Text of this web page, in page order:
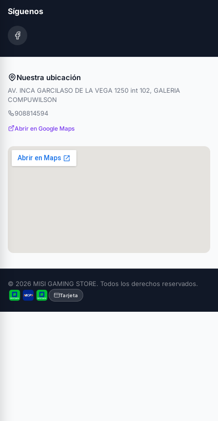
Síguenos
Nuestra ubicación
AV. INCA GARCILASO DE LA VEGA 1250 int 102, GALERIA
COMPUWILSON
908814594
Abrir en Google Maps
© 2026 MISI GAMING STORE. Todos los derechos reservados.
Tarjeta